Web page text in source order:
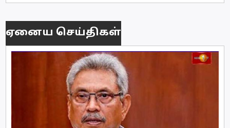
ஏனைய செய்திகள்